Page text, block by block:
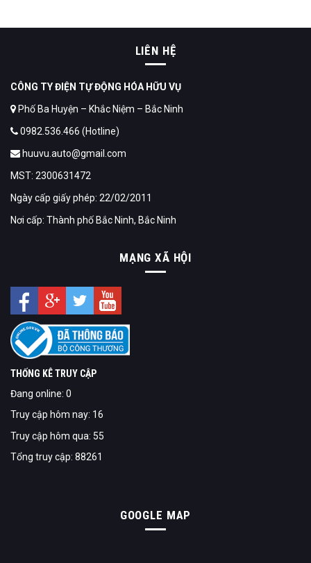
LIÊN HỆ
CÔNG TY ĐIỆN TỰ ĐỘNG HÓA HỮU VỤ
Phố Ba Huyện – Khắc Niệm – Bắc Ninh
0982.536.466 (Hotline)
huuvu.auto@gmail.com
MST: 2300631472
Ngày cấp giấy phép: 22/02/2011
Nơi cấp: Thành phố Bắc Ninh, Bắc Ninh
MẠNG XÃ HỘI
THỐNG KÊ TRUY CẬP
Đang online: 0
Truy cập hôm nay: 16
Truy cập hôm qua: 55
Tổng truy cập: 88261
GOOGLE MAP